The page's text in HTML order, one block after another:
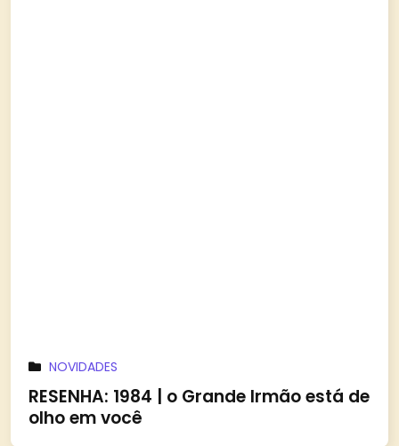
NOVIDADES
RESENHA: 1984 | o Grande Irmão está de
olho em você